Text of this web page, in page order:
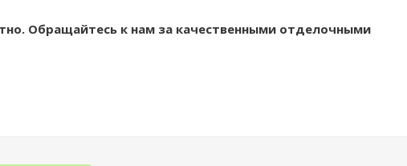
Обращайтесь к нам за качественными отделочными